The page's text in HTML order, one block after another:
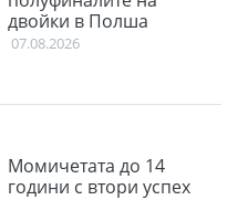
двойки в Полша
07.08.2026
Момичетата до 14
години с втори успех